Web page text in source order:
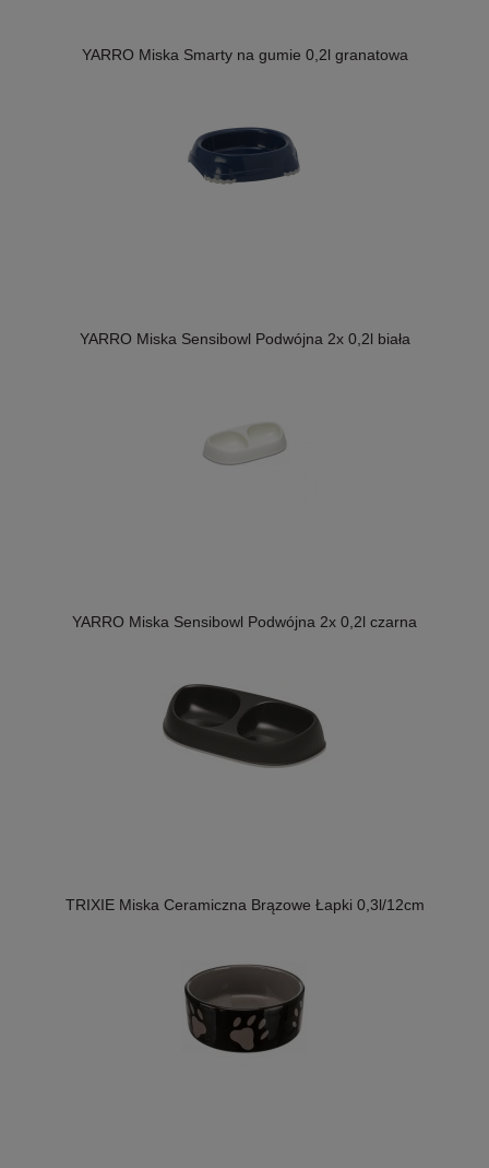
YARRO Miska Smarty na gumie 0,2l granatowa
YARRO Miska Sensibowl Podwójna 2x 0,2l biała
YARRO Miska Sensibowl Podwójna 2x 0,2l czarna
TRIXIE Miska Ceramiczna Brązowe Łapki 0,3l/12cm